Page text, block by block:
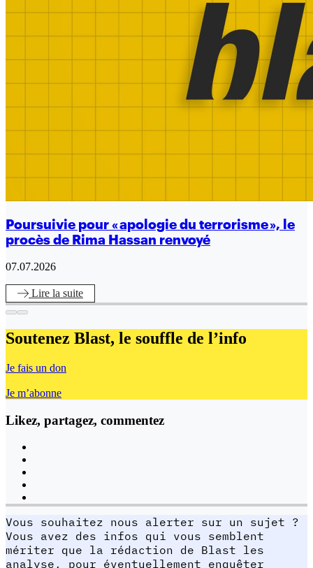
Poursuivie pour « apologie du terrorisme », le
procès de Rima Hassan renvoyé
07.07.2026
Lire la suite
Soutenez Blast, le souffle de l’info
Je fais un don
Je m’abonne
Likez, partagez, commentez
Vous souhaitez nous alerter sur un sujet ?
Vous avez des infos qui vous semblent
mériter que la rédaction de Blast les
analyse, pour éventuellement enquêter